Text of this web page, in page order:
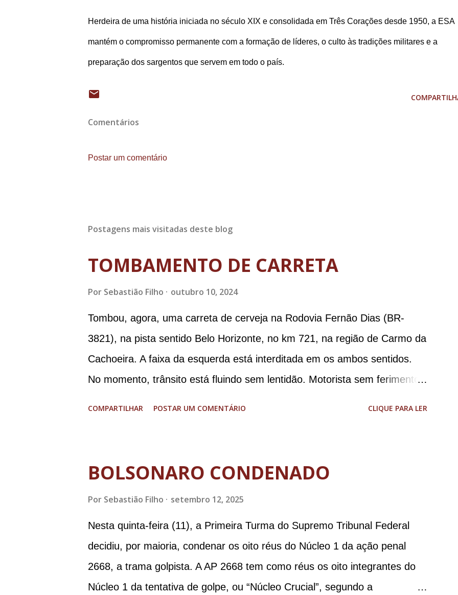
Herdeira de uma história iniciada no século XIX e consolidada em Três Corações desde 1950, a ESA
mantém o compromisso permanente com a formação de líderes, o culto às tradições militares e a
preparação dos sargentos que servem em todo o país.
Comentários
Postar um comentário
Postagens mais visitadas deste blog
TOMBAMENTO DE CARRETA
Por Sebastião Filho outubro 10, 2024
Tombou, agora, uma carreta de cerveja na Rodovia Fernão Dias (BR-
3821), na pista sentido Belo Horizonte, no km 721, na região de Carmo da
Cachoeira. A faixa da esquerda está interditada em os ambos sentidos.
No momento, trânsito está fluindo sem lentidão. Motorista sem ferimentos
COMPARTILHAR POSTAR UM COMENTÁRIO CLIQUE PARA LER
BOLSONARO CONDENADO
Por Sebastião Filho setembro 12, 2025
Nesta quinta-feira (11), a Primeira Turma do Supremo Tribunal Federal
decidiu, por maioria, condenar os oito réus do Núcleo 1 da ação penal
2668, a trama golpista. A AP 2668 tem como réus os oito integrantes do
Núcleo 1 da tentativa de golpe, ou “Núcleo Crucial”, segundo a